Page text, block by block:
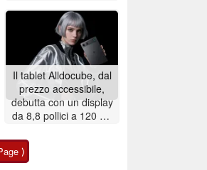
stella dell’NBA
Il tablet Alldocube, dal
prezzo accessibile,
debutta con un display
da 8,8 pollici a 120 Hz
⟩